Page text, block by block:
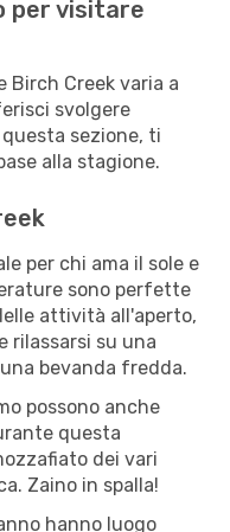
per visitare
Birch Creek varia a
svolgere
sezione, ti
alla stagione.
per chi ama il sole e
sono perfette
attività all'aperto,
rilassarsi su una
bevanda fredda.
possono anche
questa
dei vari
Zaino in spalla!
hanno luogo